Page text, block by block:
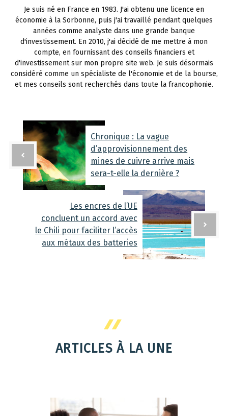
Je suis né en France en 1983. J'ai obtenu une licence en
économie à la Sorbonne, puis j'ai travaillé pendant quelques
années comme analyste dans une grande banque
d'investissement. En 2010, j'ai décidé de me mettre à mon
compte, en fournissant des conseils financiers et
d'investissement sur mon propre site web. Je suis désormais
considéré comme un spécialiste de l'économie et de la bourse,
et mes conseils sont recherchés dans toute la francophonie.
Chronique : La vague
d’approvisionnement des
mines de cuivre arrive mais
sera-t-elle la dernière ?
Les encres de l’UE
concluent un accord avec
le Chili pour faciliter l’accès
aux métaux des batteries
ARTICLES À LA UNE